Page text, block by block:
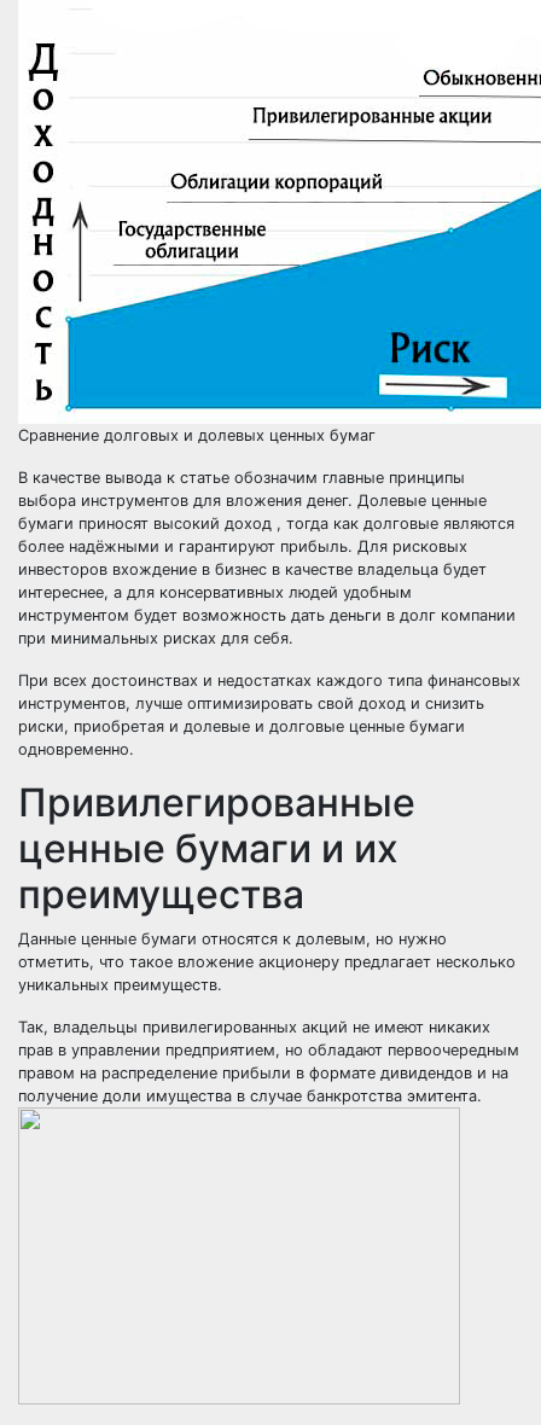
Сравнение долговых и долевых ценных бумаг
В качестве вывода к статье обозначим главные принципы
выбора инструментов для вложения денег. Долевые ценные
бумаги приносят высокий доход , тогда как долговые являются
более надёжными и гарантируют прибыль. Для рисковых
инвесторов вхождение в бизнес в качестве владельца будет
интереснее, а для консервативных людей удобным
инструментом будет возможность дать деньги в долг компании
при минимальных рисках для себя.
При всех достоинствах и недостатках каждого типа финансовых
инструментов, лучше оптимизировать свой доход и снизить
риски, приобретая и долевые и долговые ценные бумаги
одновременно.
Привилегированные
ценные бумаги и их
преимущества
Данные ценные бумаги относятся к долевым, но нужно
отметить, что такое вложение акционеру предлагает несколько
уникальных преимуществ.
Так, владельцы привилегированных акций не имеют никаких
прав в управлении предприятием, но обладают первоочередным
правом на распределение прибыли в формате дивидендов и на
получение доли имущества в случае банкротства эмитента.